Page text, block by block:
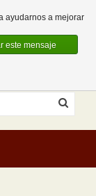
0 Artículos
ayudarnos a mejorar
este mensaje